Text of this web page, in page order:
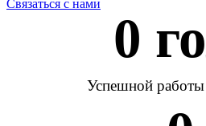
Связаться с нами
0
Успешной